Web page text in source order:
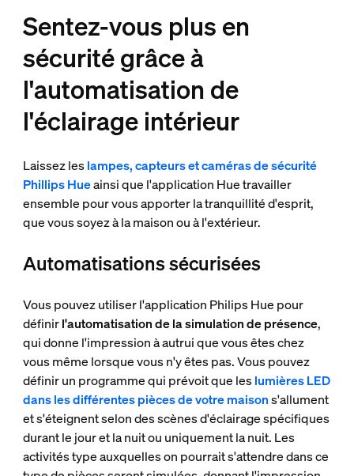
Sentez-vous plus en
sécurité grâce à
l'automatisation de
l'éclairage intérieur
Laissez leslampes, capteurs et caméras de sécurité
Phillips Hueainsi que l'application Hue travailler
ensemble pour vous apporter la tranquillité d'esprit,
que vous soyez à la maison ou à l'extérieur.
Automatisations sécurisées
Vous pouvez utiliser l'application Philips Hue pour
définirl'automatisation de la simulation de présence,
qui donne l'impression à autrui que vous êtes chez
vous même lorsque vous n'y êtes pas. Vous pouvez
définir un programme qui prévoit que leslumières LED
dans les différentes pièces de votre maisons'allument
et s'éteignent selon des scènes d'éclairage spécifiques
durant le jour et la nuit ou uniquement la nuit. Les
activités type auxquelles on pourrait s'attendre dans ce